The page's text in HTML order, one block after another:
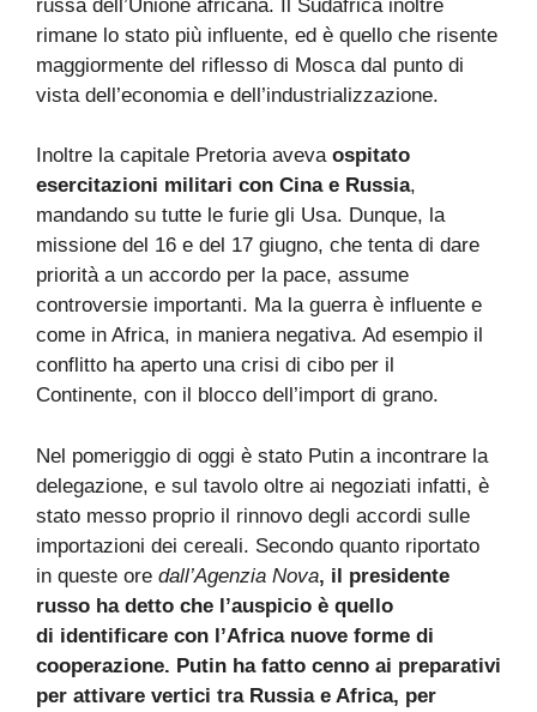
russa dell’Unione africana. Il Sudafrica inoltre
rimane lo stato più influente, ed è quello che risente
maggiormente del riflesso di Mosca dal punto di
vista dell’economia e dell’industrializzazione.
Inoltre la capitale Pretoria aveva ospitato
esercitazioni militari con Cina e Russia,
mandando su tutte le furie gli Usa. Dunque, la
missione del 16 e del 17 giugno, che tenta di dare
priorità a un accordo per la pace, assume
controversie importanti. Ma la guerra è influente e
come in Africa, in maniera negativa. Ad esempio il
conflitto ha aperto una crisi di cibo per il
Continente, con il blocco dell’import di grano.
Nel pomeriggio di oggi è stato Putin a incontrare la
delegazione, e sul tavolo oltre ai negoziati infatti, è
stato messo proprio il rinnovo degli accordi sulle
importazioni dei cereali. Secondo quanto riportato
in queste ore dall’Agenzia Nova, il presidente
russo ha detto che l’auspicio è quello
di identificare con l’Africa nuove forme di
cooperazione. Putin ha fatto cenno ai preparativi
per attivare vertici tra Russia e Africa, per